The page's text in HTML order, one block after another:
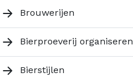
Brouwerijen
Bierproeverij organiseren
Bierstijlen